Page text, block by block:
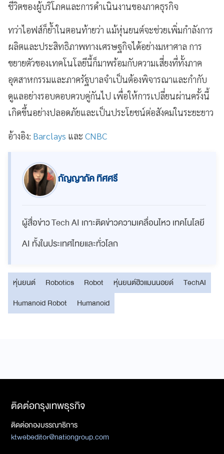
ชีวิตของผู้บริโภคและการดำเนินงานของภาคธุรกิจ
ทว่าไอฟส์ก็ย้ำในตอนท้ายว่า แม้หุ่นยนต์จะช่วยเพิ่มกำลังการ
ผลิตและประสิทธิภาพทางเศรษฐกิจได้อย่างมหาศาล การ
ขยายตัวของเทคโนโลยีนี้ก็มาพร้อมกับความเสี่ยงที่ทั้งภาค
อุตสาหกรรมและภาครัฐบาลจำเป็นต้องพิจารณาและกำกับ
ดูแลอย่างรอบคอบควบคู่กันไป เพื่อให้การเปลี่ยนผ่านครั้งนี้
เกิดขึ้นอย่างปลอดภัยและเป็นประโยชน์ต่อสังคมในระยะยาว
อ้างอิง: Barclays และ CNBC
กัญญาภัค ทิศศรี
ผู้สื่อข่าว Tech AI เกาะติดข่าวความเคลื่อนไหว เทคโนโลยี
AI ทั้งในประเทศไทยและทั่วโลก
หุ่นยนต์ Robotics Robot หุ่นยนต์ฮิวแมนนอยด์
TechAI
Humanoid Robot
Humanoid
ติดต่อกรุงเทพธุรกิจ
ติดต่อกองบรรณาธิการ
ktwebeditor@nationgroup.com